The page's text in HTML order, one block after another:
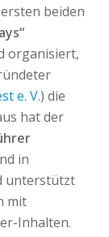
beiden
organisiert,
e. V.) die
hat der
in
unterstützt
mit
Inhalten.